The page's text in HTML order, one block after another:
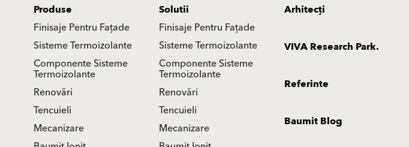
Produse
Finisaje Pentru Fațade
Sisteme Termoizolante
Componente Sisteme
Termoizolante
Renovări
Tencuieli
Mecanizare
Solutii
Finisaje Pentru Fațade
Sisteme Termoizolante
Componente Sisteme
Termoizolante
Renovări
Tencuieli
Mecanizare
Arhitecți
VIVA Research Park.
Referinte
Baumit Blog